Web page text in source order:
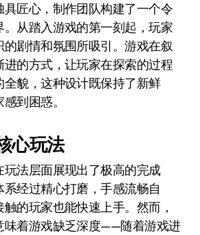
匠心，制作团队构建了一个令
。从踏入游戏的第一刻起，玩家
剧情和氛围所吸引。游戏在叙
的方式，让玩家在探索的过程
全貌，这种设计既保持了新鲜
到困惑。
心玩法
法层面展现出了极高的完成
经过精心打磨，手感流畅自
的玩家也能快速上手。然而，
味着游戏缺乏深度——随着游戏进